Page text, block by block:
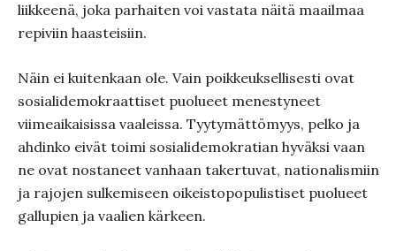
liikkeenä, joka parhaiten voi vastata näitä maailmaa
repiviin haasteisiin.
Näin ei kuitenkaan ole. Vain poikkeuksellisesti ovat
sosialidemokraattiset puolueet menestyneet
viimeaikaisissa vaaleissa. Tyytymättömyys, pelko ja
ahdinko eivät toimi sosialidemokratian hyväksi vaan
ne ovat nostaneet vanhaan takertuvat, nationalismiin
ja rajojen sulkemiseen oikeistopopulistiset puolueet
gallupien ja vaalien kärkeen.